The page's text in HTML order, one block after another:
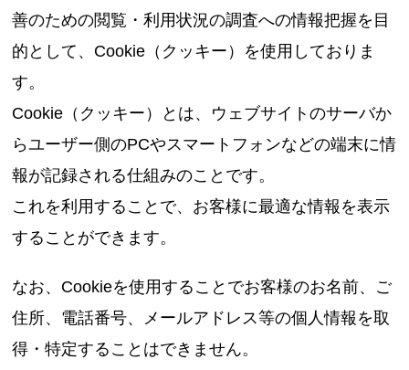
善のための閲覧・利用状況の調査への情報把握を目
的として、Cookie（クッキー）を使用しておりま
す。
Cookie（クッキー）とは、ウェブサイトのサーバか
らユーザー側のPCやスマートフォンなどの端末に情
報が記録される仕組みのことです。
これを利用することで、お客様に最適な情報を表示
することができます。
なお、Cookieを使用することでお客様のお名前、ご
住所、電話番号、メールアドレス等の個人情報を取
得・特定することはできません。